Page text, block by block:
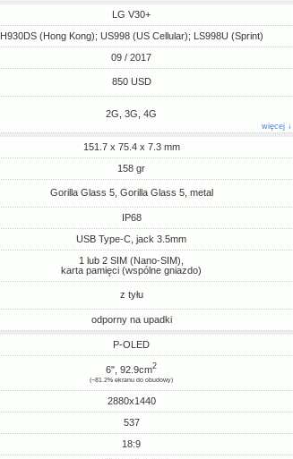
LG V30+
H930DS (Hong Kong); US998 (US Cellular); LS998U (Sprint)
09 / 2017
850 USD
2G, 3G, 4G
więcej ↓
151.7 x 75.4 x 7.3 mm
158 gr
Gorilla Glass 5, Gorilla Glass 5, metal
IP68
USB Type-C, jack 3.5mm
1 lub 2 SIM (Nano-SIM),
karta pamięci (wspólne gniazdo)
z tyłu
odporny na upadki
P-OLED
6", 92.9cm2
(~81.2% ekranu do obudowy)
2880x1440
537
18:9